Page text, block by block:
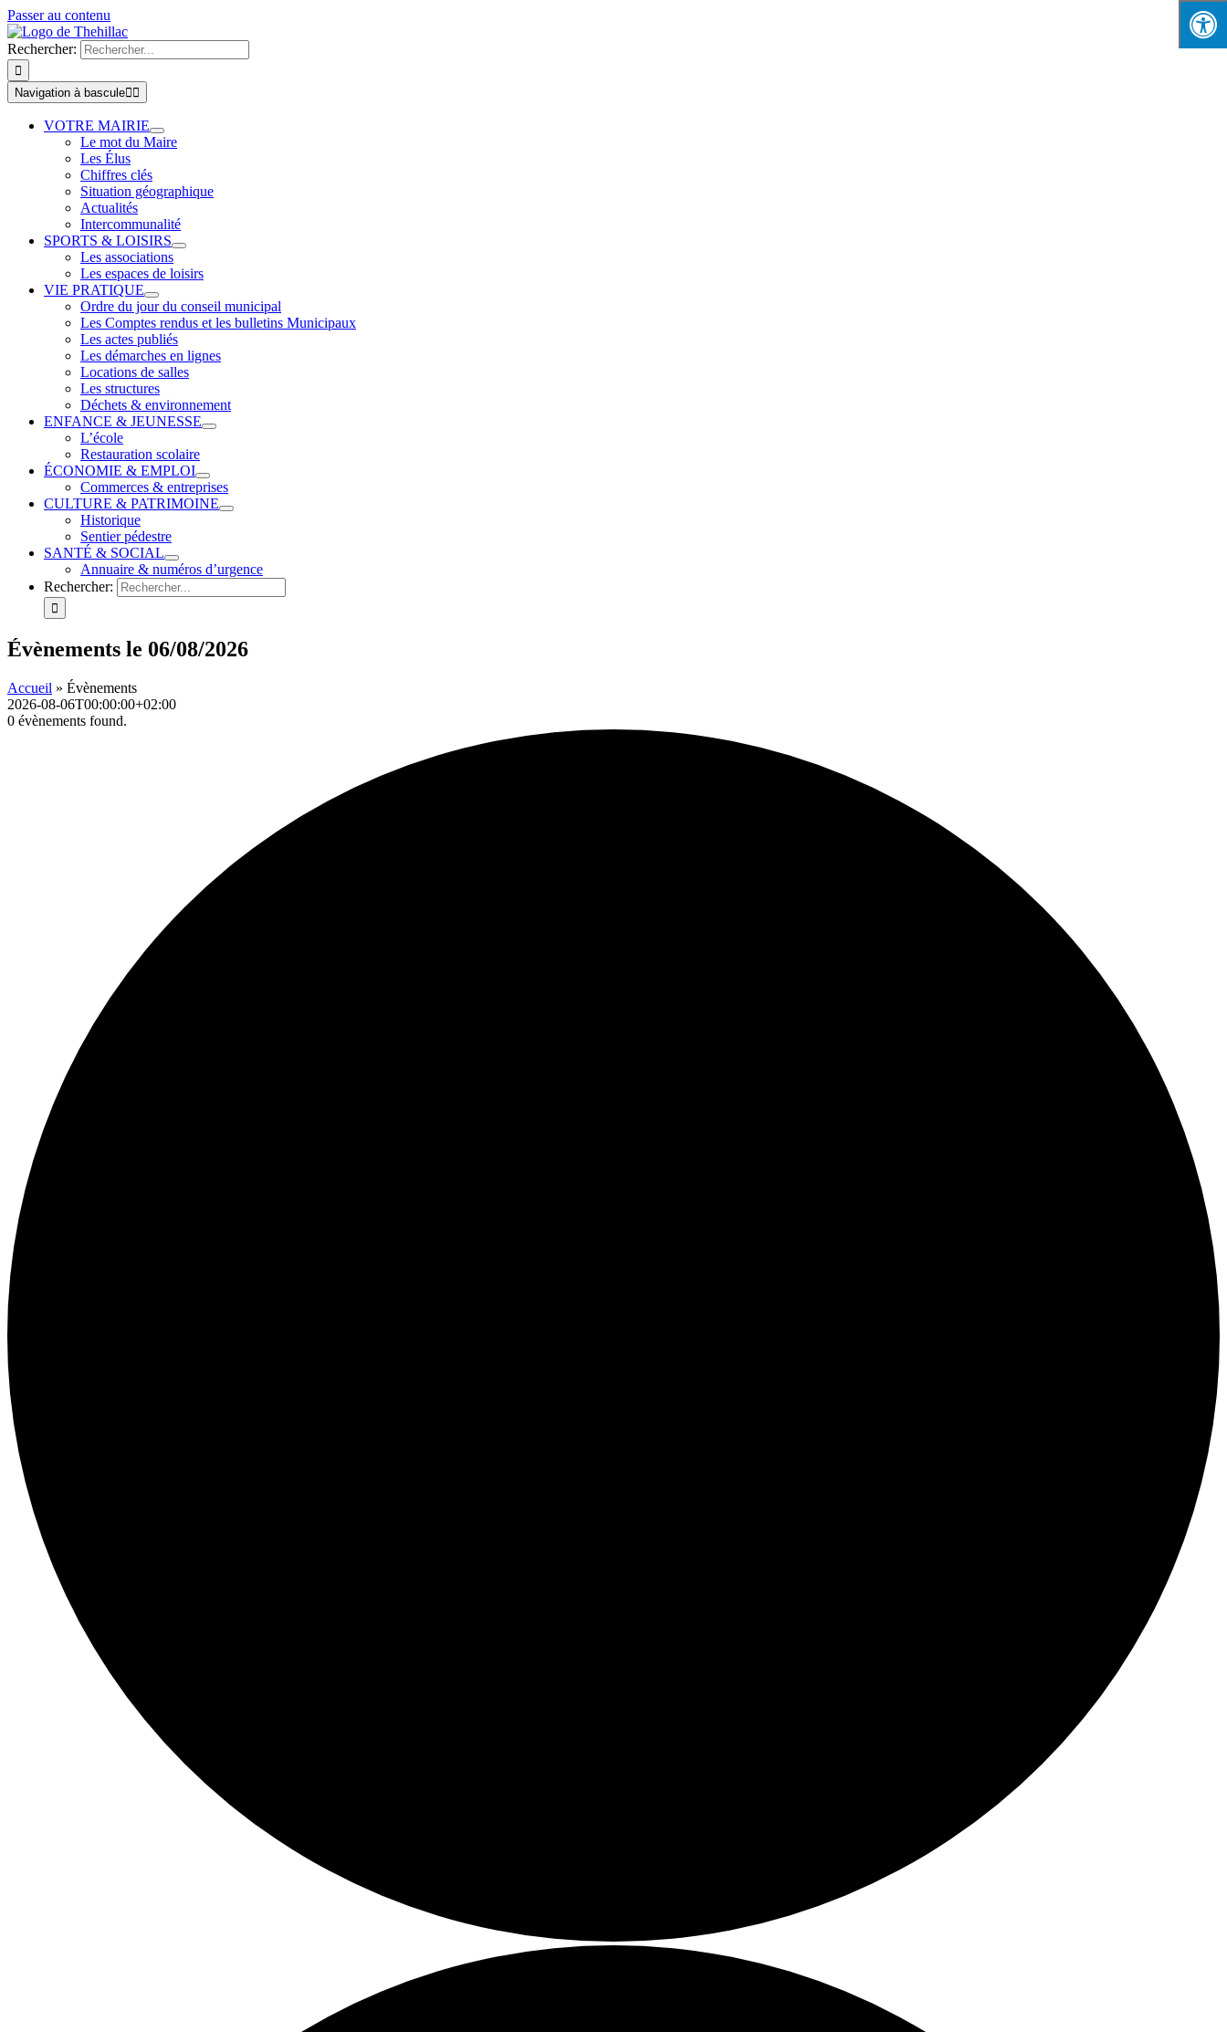
Passer au contenu
Rechercher:
Navigation à bascule
VOTRE MAIRIE
Le mot du Maire
Les Élus
Chiffres clés
Situation géographique
Actualités
Intercommunalité
SPORTS & LOISIRS
Les associations
Les espaces de loisirs
VIE PRATIQUE
Ordre du jour du conseil municipal
Les Comptes rendus et les bulletins Municipaux
Les actes publiés
Les démarches en lignes
Locations de salles
Les structures
Déchets & environnement
ENFANCE & JEUNESSE
L’école
Restauration scolaire
ÉCONOMIE & EMPLOI
Commerces & entreprises
CULTURE & PATRIMOINE
Historique
Sentier pédestre
SANTÉ & SOCIAL
Annuaire & numéros d’urgence
Rechercher:
Évènements le 06/08/2026
Accueil » Évènements
2026-08-06T00:00:00+02:00
0 évènements found.